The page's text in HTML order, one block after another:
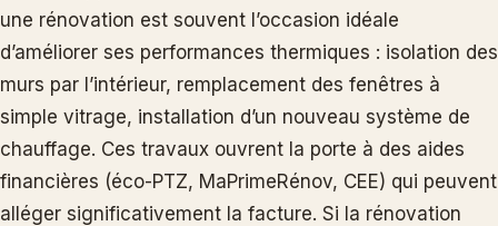
une rénovation est souvent l’occasion idéale
d’améliorer ses performances thermiques : isolation des
murs par l’intérieur, remplacement des fenêtres à
simple vitrage, installation d’un nouveau système de
chauffage. Ces travaux ouvrent la porte à des aides
financières (éco-PTZ, MaPrimeRénov, CEE) qui peuvent
alléger significativement la facture. Si la rénovation